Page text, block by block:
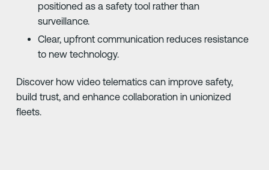
positioned as a safety tool rather than
surveillance.
Clear, upfront communication reduces resistance
to new technology.
Discover how video telematics can improve safety,
build trust, and enhance collaboration in unionized
fleets.